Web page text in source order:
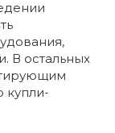
В остальных
купли-